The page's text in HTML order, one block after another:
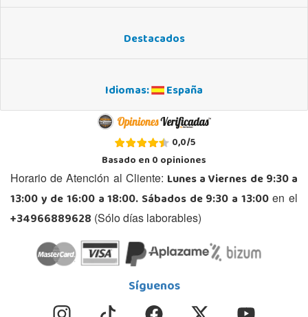
Destacados
Idiomas: España
0,0/5
Basado en0opiniones
Horario de Atención al Cliente: Lunes a Viernes de 9:30 a
13:00 y de 16:00 a 18:00. Sábados de 9:30 a 13:00en el
+34966889628 (Sólo días laborables)
Síguenos